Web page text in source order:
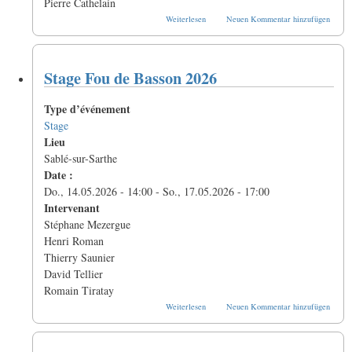
Weiterlesenüber
stage
de
Chambre
Neuen Kommentar hinzufügen
Stage Fou de Basson 2026
Type d’événement
Stage
Lieu
Sablé-sur-Sarthe
Date :
Do., 14.05.2026 - 14:00 - So., 17.05.2026 - 17:00
Intervenant
Stéphane Mezergue
Henri Roman
Thierry Saunier
David Tellier
Romain Tiratay
Weiterlesen
Fou
Neuen Kommentar hinzufügen